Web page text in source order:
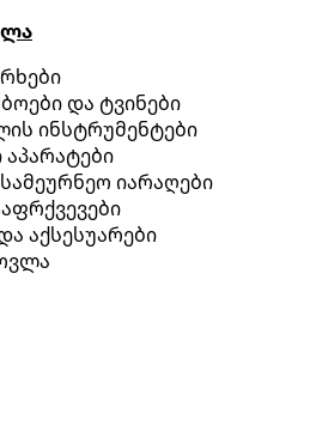
და ტვინები
ინსტრუმენტები
იარაღები
აქსესუარები